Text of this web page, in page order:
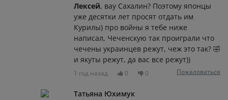
Лексей, вау Сахалин? Поэтому японцы
уже десятки лет просят отдать им
Курилы) про войны я тебе ниже
написал, Чеченскую так проиграли что
чечены украинцев режут, чеж это так? 🤣
и якуты режут, да вас все режут))
1 год назад 0 0 Пожаловаться
Татьяна Юхимук